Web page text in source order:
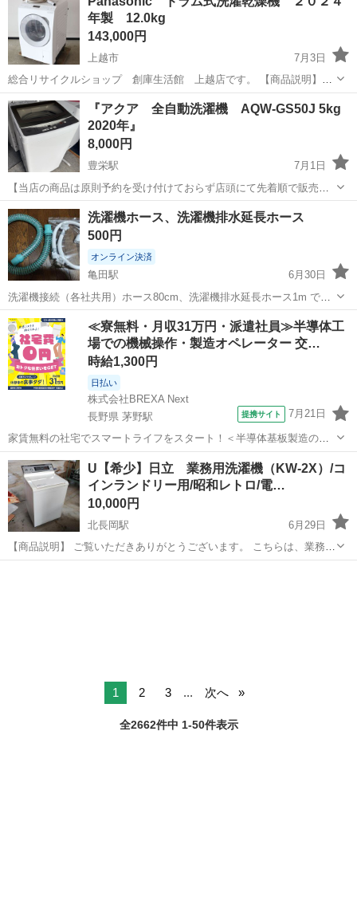
りに来ていただける方限定でお願いいたします。
年製 12.0kg
143,000円
上越市
7月3日
総合リサイクルショップ 創庫生活館 上越店です。 【商品説明】
Panasonic ドラム式洗濯乾燥機 ２０２４年製 12.0kgになります。
品番：ＮＡ－ＬＸ１２７ＤＬ ２０２４年製 洗濯容量：12....
新潟 上越市 生活家電
『アクア 全自動洗濯機 AQW-GS50J 5kg
2020年』
8,000円
豊栄駅
7月1日
【当店の商品は原則予約を受け付けておらず店頭にて先着順で販売し
ています】 「掲載されている品物について、ぜひお譲りいただきたく
ご連絡いたしました。」 「取引の日時・場所について、ご希望に合わ
せますので、お譲りいただきた...
新潟 新潟市 豊栄駅 生活家電
洗濯機ホース、洗濯機排水延長ホース
500円
オンライン決済
亀田駅
6月30日
洗濯機接続（各社共用）ホース80cm、洗濯機排水延長ホース1m で
す。 洗濯機接続ホースは新品です。 現金直渡し、オンライン決済可能
新潟 新潟市 亀田駅 生活家電
≪寮無料・月収31万円・派遣社員≫半導体工
場での機械操作・製造オペレーター 交…
時給1,300円
日払い
株式会社BREXA Next
長野県 茅野駅
提携サイト 7月21日
家賃無料の社宅でスマートライフをスタート！＜半導体基板製造の機
械操作・検査＞ランチ代もかからないオトクな職場◎／稼ぎもしっか
り！月収例31万円／長野県茅野市 半導体基板の製造・検査 クリーンル
ーム内で、半導体基板の製造や検...
長野 茅野市 茅野駅 その他
U【希少】日立 業務用洗濯機（KW-2X）/コ
インランドリー用/昭和レトロ/電…
10,000円
北長岡駅
6月29日
【商品説明】 ご覧いただきありがとうございます。 こちらは、業務用
洗濯機です。 直接引き取りにてお取引をお願いいたします。 ○メーカ
1 2 3 ... 次へ
全2662件中 1-50件表示